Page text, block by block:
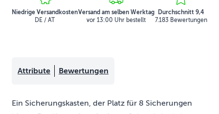
Niedrige Versandkosten
DE / AT
Versand am selben Werktag
vor 13:00 Uhr bestellt
Durchschnitt 9,4
7.183 Bewertungen
Attribute Bewertungen
Ein Sicherungskasten, der Platz für 8 Sicherungen